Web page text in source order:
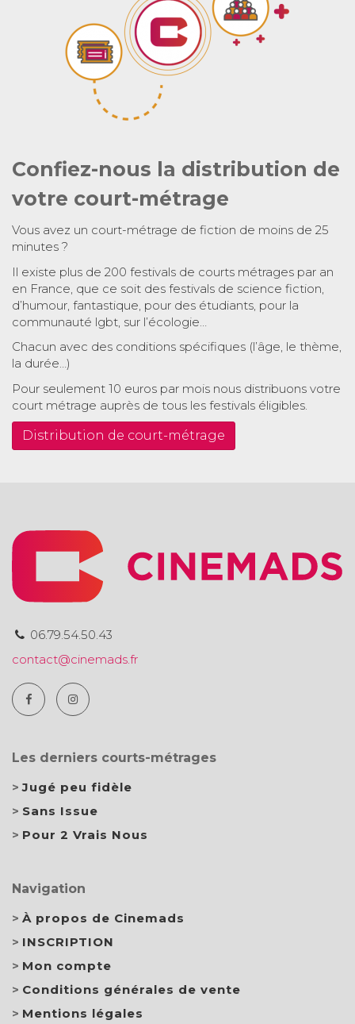
Confiez-nous la distribution de
votre court-métrage
Vous avez un court-métrage de fiction de moins de 25
minutes ?
Il existe plus de 200 festivals de courts métrages par an
en France, que ce soit des festivals de science fiction,
d’humour, fantastique, pour des étudiants, pour la
communauté lgbt, sur l’écologie…
Chacun avec des conditions spécifiques (l’âge, le thème,
la durée…)
Pour seulement 10 euros par mois nous distribuons votre
court métrage auprès de tous les festivals éligibles.
Distribution de court-métrage
06.79.54.50.43
contact@cinemads.fr
Les derniers courts-métrages
Jugé peu fidèle
Sans Issue
Pour 2 Vrais Nous
Navigation
À propos de Cinemads
INSCRIPTION
Mon compte
Conditions générales de vente
Mentions légales